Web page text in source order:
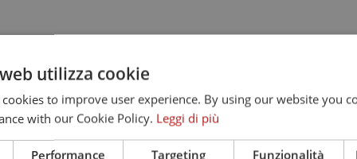
utilizza cookie
cookies to improve user experience. By using our website you
with our Cookie Policy. Leggi di più
Performance Targeting Funzionalità